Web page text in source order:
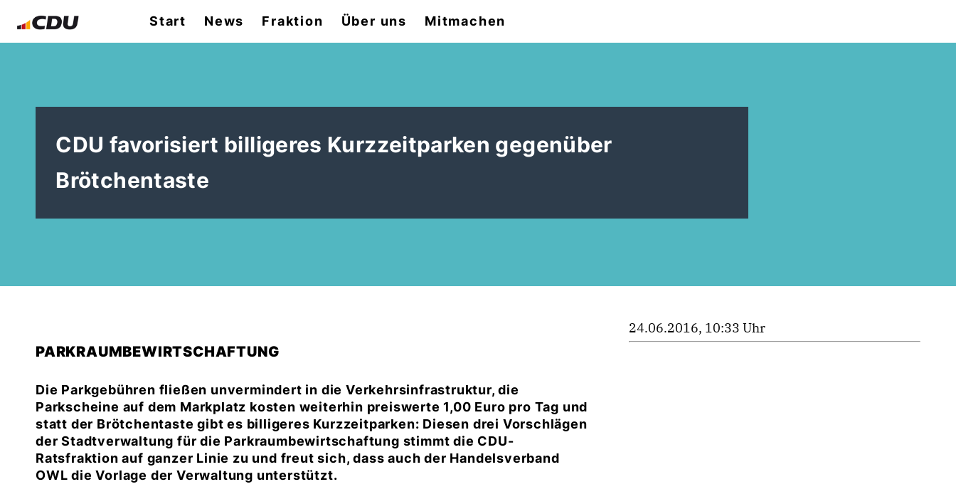
Start News Fraktion Über uns Mitmachen
CDU favorisiert billigeres Kurzzeitparken gegenüber
Brötchentaste
PARKRAUMBEWIRTSCHAFTUNG
Die Parkgebühren fließen unvermindert in die Verkehrsinfrastruktur, die
Parkscheine auf dem Markplatz kosten weiterhin preiswerte 1,00 Euro pro Tag und
statt der Brötchentaste gibt es billigeres Kurzzeitparken: Diesen drei Vorschlägen
der Stadtverwaltung für die Parkraumbewirtschaftung stimmt die CDU-
Ratsfraktion auf ganzer Linie zu und freut sich, dass auch der Handelsverband
OWL die Vorlage der Verwaltung unterstützt.
24.06.2016, 10:33 Uhr